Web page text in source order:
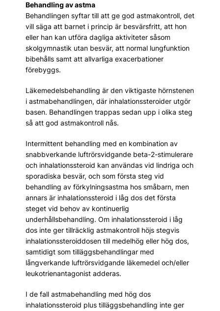
Behandling av astma
Behandlingen syftar till att ge god astmakontroll, det
vill säga att barnet i princip är besvärsfritt, att hon
eller han kan utföra dagliga aktiviteter såsom
skolgymnastik utan besvär, att normal lungfunktion
bibehålls samt att allvarliga exacerbationer
förebyggs.
Läkemedelsbehandling är den viktigaste hörnstenen
i astmabehandlingen, där inhalationssteroider utgör
basen. Behandlingen trappas sedan upp i olika steg
så att god astmakontroll nås.
Intermittent behandling med en kombination av
snabbverkande luftrörsvidgande beta-2-stimulerare
och inhalationssteroid kan användas vid lindriga och
sporadiska besvär, och som första steg vid
behandling av förkylningsastma hos småbarn, men
annars är inhalationssteroid i låg dos det första
steget vid behov av kontinuerlig
underhållsbehandling. Om inhalationssteroid i låg
dos inte ger tillräcklig astmakontroll höjs stegvis
inhalationssteroiddosen till medelhög eller hög dos,
samtidigt som tilläggsbehandlingar med
långverkande luftrörsvidgande läkemedel och/eller
leukotrienantagonist adderas.
I de fall astmabehandling med hög dos
inhalationssteroid plus tilläggsbehandling inte ger